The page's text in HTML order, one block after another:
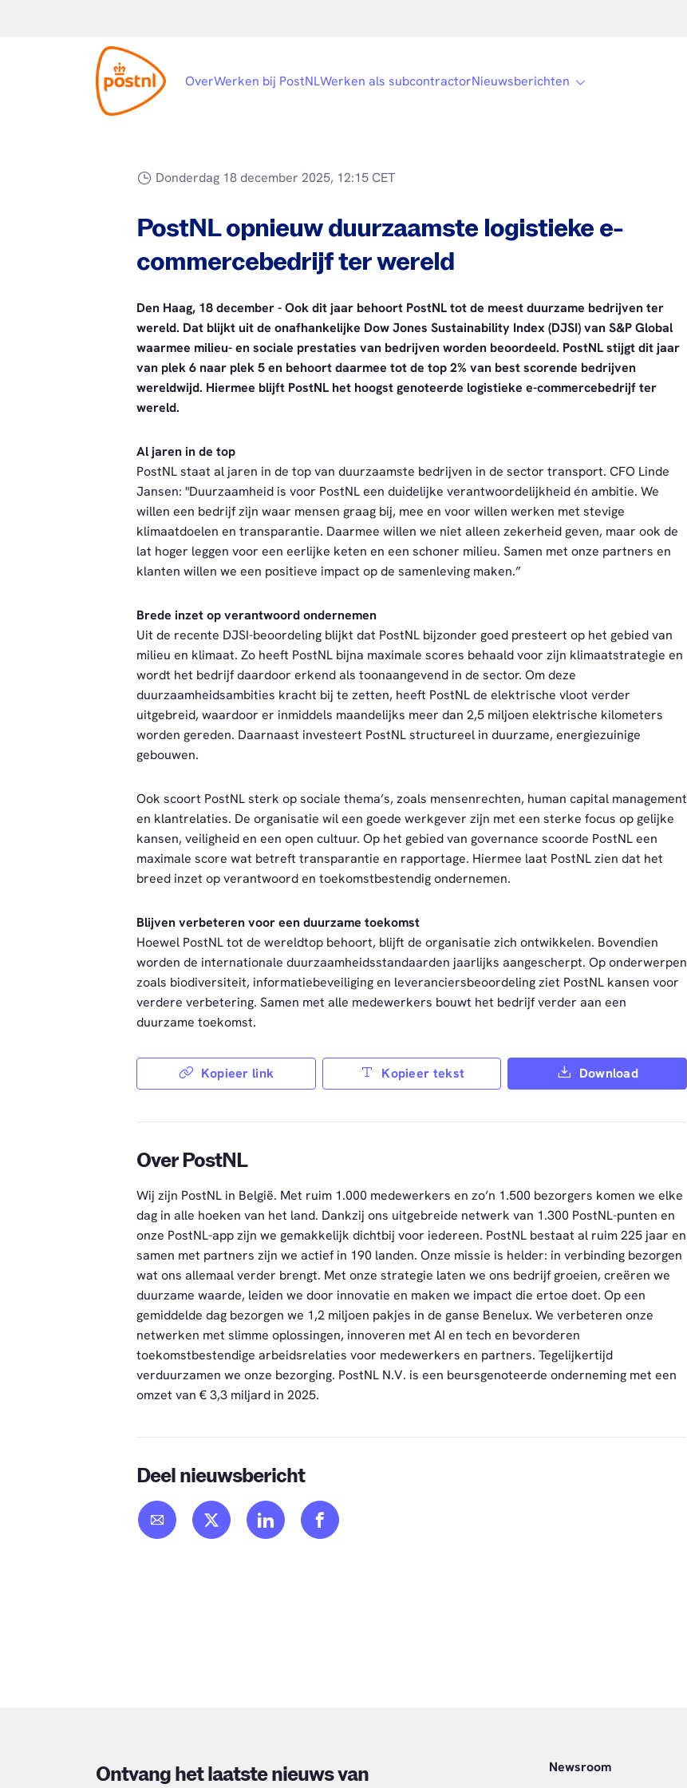
Nieuwsberichten
OverWerken bij PostNLWerken als subcontractor
Donderdag 18 december 2025, 12:15 CET
PostNL opnieuw duurzaamste logistieke e-
commercebedrijf ter wereld
Den Haag, 18 december - Ook dit jaar behoort PostNL tot de meest duurzame bedrijven ter
wereld. Dat blijkt uit de onafhankelijke Dow Jones Sustainability Index (DJSI) van S&P Global
waarmee milieu- en sociale prestaties van bedrijven worden beoordeeld. PostNL stijgt dit jaar
van plek 6 naar plek 5 en behoort daarmee tot de top 2% van best scorende bedrijven
wereldwijd. Hiermee blijft PostNL het hoogst genoteerde logistieke e-commercebedrijf ter
wereld.
Al jaren in de top
PostNL staat al jaren in de top van duurzaamste bedrijven in de sector transport. CFO Linde
Jansen: "Duurzaamheid is voor PostNL een duidelijke verantwoordelijkheid én ambitie. We
willen een bedrijf zijn waar mensen graag bij, mee en voor willen werken met stevige
klimaatdoelen en transparantie. Daarmee willen we niet alleen zekerheid geven, maar ook de
lat hoger leggen voor een eerlijke keten en een schoner milieu. Samen met onze partners en
klanten willen we een positieve impact op de samenleving maken.”
Brede inzet op verantwoord ondernemen
Uit de recente DJSI-beoordeling blijkt dat PostNL bijzonder goed presteert op het gebied van
milieu en klimaat. Zo heeft PostNL bijna maximale scores behaald voor zijn klimaatstrategie en
wordt het bedrijf daardoor erkend als toonaangevend in de sector. Om deze
duurzaamheidsambities kracht bij te zetten, heeft PostNL de elektrische vloot verder
uitgebreid, waardoor er inmiddels maandelijks meer dan 2,5 miljoen elektrische kilometers
worden gereden. Daarnaast investeert PostNL structureel in duurzame, energiezuinige
gebouwen.
Ook scoort PostNL sterk op sociale thema’s, zoals mensenrechten, human capital management
en klantrelaties. De organisatie wil een goede werkgever zijn met een sterke focus op gelijke
kansen, veiligheid en een open cultuur. Op het gebied van governance scoorde PostNL een
maximale score wat betreft transparantie en rapportage. Hiermee laat PostNL zien dat het
breed inzet op verantwoord en toekomstbestendig ondernemen.
Blijven verbeteren voor een duurzame toekomst
Hoewel PostNL tot de wereldtop behoort, blijft de organisatie zich ontwikkelen. Bovendien
worden de internationale duurzaamheidsstandaarden jaarlijks aangescherpt. Op onderwerpen
zoals biodiversiteit, informatiebeveiliging en leveranciersbeoordeling ziet PostNL kansen voor
verdere verbetering. Samen met alle medewerkers bouwt het bedrijf verder aan een
duurzame toekomst.
Kopieer link Kopieer tekst Download
Over PostNL
Wij zijn PostNL in België. Met ruim 1.000 medewerkers en zo’n 1.500 bezorgers komen we elke
dag in alle hoeken van het land. Dankzij ons uitgebreide netwerk van 1.300 PostNL-punten en
onze PostNL-app zijn we gemakkelijk dichtbij voor iedereen. PostNL bestaat al ruim 225 jaar en
samen met partners zijn we actief in 190 landen. Onze missie is helder: in verbinding bezorgen
wat ons allemaal verder brengt. Met onze strategie laten we ons bedrijf groeien, creëren we
duurzame waarde, leiden we door innovatie en maken we impact die ertoe doet. Op een
gemiddelde dag bezorgen we 1,2 miljoen pakjes in de ganse Benelux. We verbeteren onze
netwerken met slimme oplossingen, innoveren met AI en tech en bevorderen
toekomstbestendige arbeidsrelaties voor medewerkers en partners. Tegelijkertijd
verduurzamen we onze bezorging. PostNL N.V. is een beursgenoteerde onderneming met een
omzet van € 3,3 miljard in 2025.
Deel nieuwsbericht
Ontvang het laatste nieuws van
Newsroom